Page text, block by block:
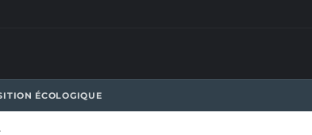
ÉCOLOGIQUE